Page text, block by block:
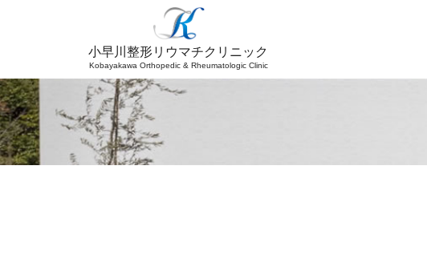
小早川整形リウマチクリニック
Kobayakawa Orthopedic & Rheumatologic Clinic